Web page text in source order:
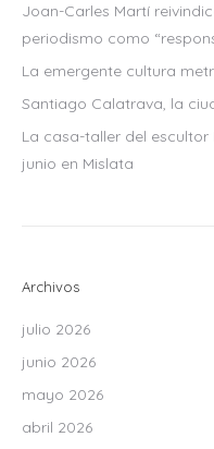
Joan-Carles Martí
periodismo como
La emergente cultura
Santiago Calatrava, la
La casa-taller del
junio en Mislata
Archivos
julio 2026
junio 2026
mayo 2026
abril 2026